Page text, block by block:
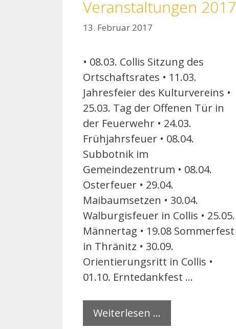
Veranstaltungen 2017
13. Februar 2017
• 08.03. Collis Sitzung des
Ortschaftsrates • 11.03.
Jahresfeier des Kulturvereins •
25.03. Tag der Offenen Tür in
der Feuerwehr • 24.03.
Frühjahrsfeuer • 08.04.
Subbotnik im
Gemeindezentrum • 08.04.
Osterfeuer • 29.04.
Maibaumsetzen • 30.04.
Walburgisfeuer in Collis • 25.05.
Männertag • 19.08 Sommerfest
in Thränitz • 30.09.
Orientierungsritt in Collis •
01.10. Erntedankfest …
Weiterlesen …